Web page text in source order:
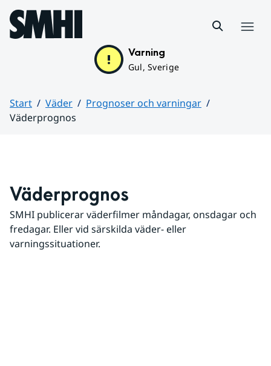
Hoppa till sidans innehåll
Varning
Gul, Sverige
Start Väder
Prognoser och varningar
Väderprognos
Väderprognos
SMHI publicerar väderfilmer måndagar, onsdagar och
fredagar. Eller vid särskilda väder- eller
varningssituationer.